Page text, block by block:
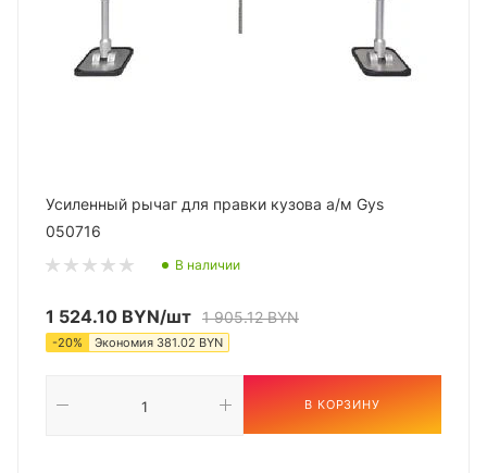
Усиленный рычаг для правки кузова а/м Gys
050716
В наличии
1 524.10 BYN/шт 1 905.12BYN
-20% Экономия 381.02 BYN
В КОРЗИНУ